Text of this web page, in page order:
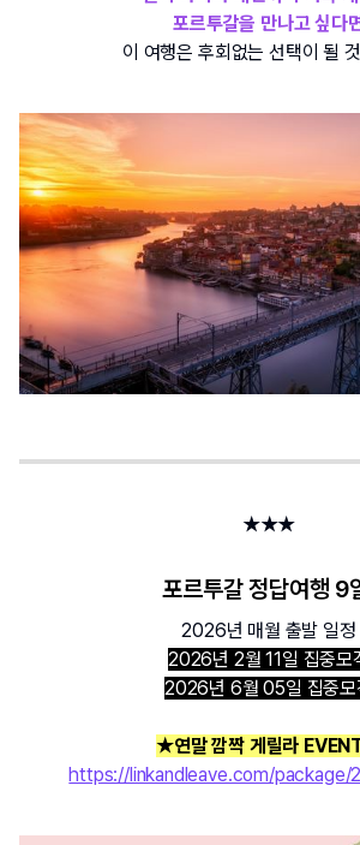
포르투갈을 만나고 싶다
이 여행은 후회없는 선택이 될
★★★
포르투갈 정답여행 9
2026년 매월 출발 일정
2026년 2월 11일 집중모
2026년 6월 05일 집중모
★연말 깜짝 게릴라
https://linkandleave.com/package/